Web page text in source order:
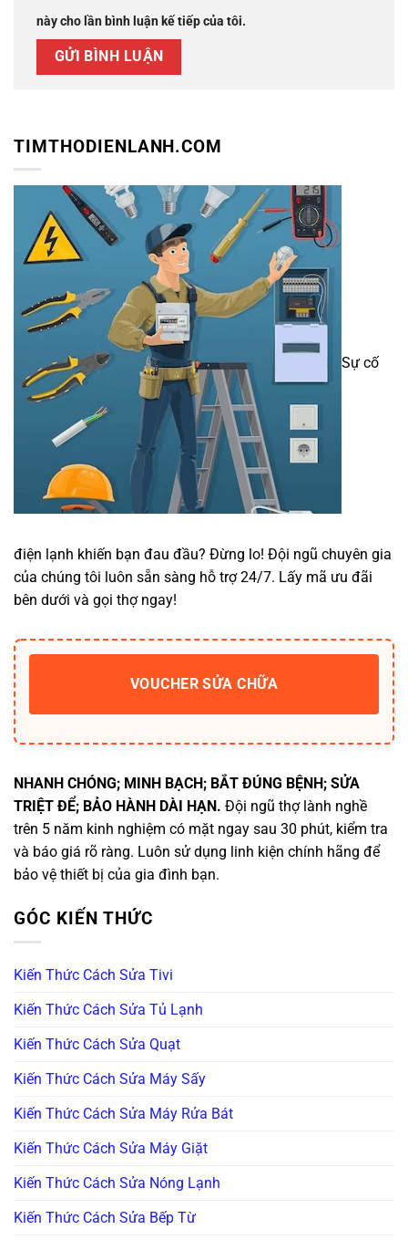
này cho lần bình luận kế tiếp của tôi.
TIMTHODIENLANH.COM
Sự cố
điện lạnh khiến bạn đau đầu? Đừng lo! Đội ngũ chuyên gia
của chúng tôi luôn sẵn sàng hỗ trợ 24/7. Lấy mã ưu đãi
bên dưới và gọi thợ ngay!
VOUCHER SỬA CHỮA
NHANH CHÓNG; MINH BẠCH; BẮT ĐÚNG BỆNH; SỬA
TRIỆT ĐỂ; BẢO HÀNH DÀI HẠN. Đội ngũ thợ lành nghề
trên 5 năm kinh nghiệm có mặt ngay sau 30 phút, kiểm tra
và báo giá rõ ràng. Luôn sử dụng linh kiện chính hãng để
bảo vệ thiết bị của gia đình bạn.
GÓC KIẾN THỨC
Kiến Thức Cách Sửa Tivi
Kiến Thức Cách Sửa Tủ Lạnh
Kiến Thức Cách Sửa Quạt
Kiến Thức Cách Sửa Máy Sấy
Kiến Thức Cách Sửa Máy Rửa Bát
Kiến Thức Cách Sửa Máy Giặt
Kiến Thức Cách Sửa Nóng Lạnh
Kiến Thức Cách Sửa Bếp Từ